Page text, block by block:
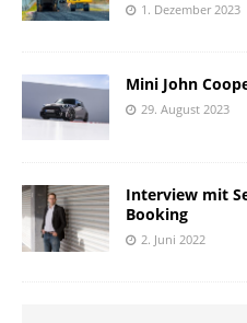
1. Dezember 2023
Mini John
29. August 2023
Interview mit
Booking
2. Juni 2022